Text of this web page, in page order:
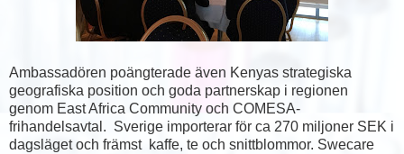
Ambassadören poängterade även Kenyas strategiska
geografiska position och goda partnerskap i regionen
genom East Africa Community och COMESA-
frihandelsavtal. Sverige importerar för ca 270 miljoner SEK i
dagsläget och främst kaffe, te och snittblommor. Swecare